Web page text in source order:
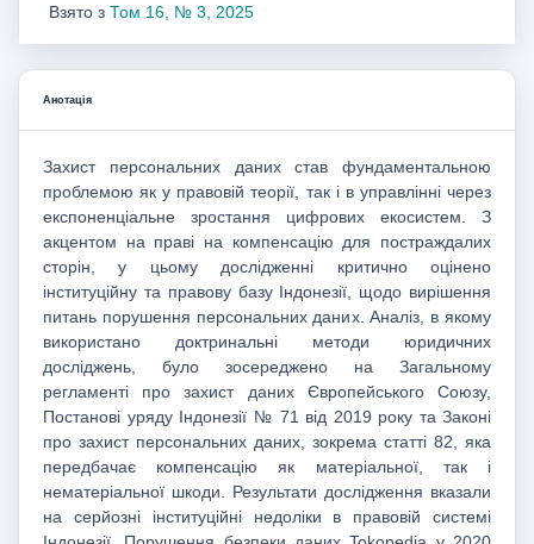
Взято з Том 16, № 3, 2025
Анотація
Захист персональних даних став фундаментальною
проблемою як у правовій теорії, так і в управлінні через
експоненціальне зростання цифрових екосистем. З
акцентом на праві на компенсацію для постраждалих
сторін, у цьому дослідженні критично оцінено
інституційну та правову базу Індонезії, щодо вирішення
питань порушення персональних даних. Аналіз, в якому
використано доктринальні методи юридичних
досліджень, було зосереджено на Загальному
регламенті про захист даних Європейського Союзу,
Постанові уряду Індонезії № 71 від 2019 року та Законі
про захист персональних даних, зокрема статті 82, яка
передбачає компенсацію як матеріальної, так і
нематеріальної шкоди. Результати дослідження вказали
на серйозні інституційні недоліки в правовій системі